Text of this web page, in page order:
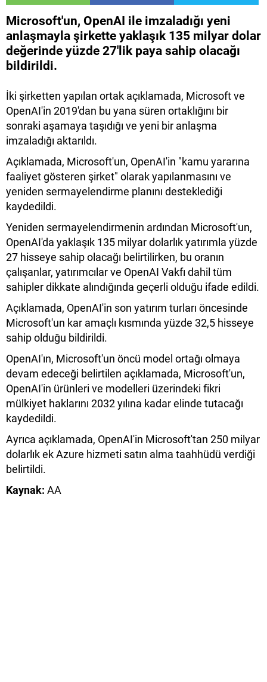
Microsoft'un, OpenAI ile imzaladığı yeni
anlaşmayla şirkette yaklaşık 135 milyar dolar
değerinde yüzde 27'lik paya sahip olacağı
bildirildi.
İki şirketten yapılan ortak açıklamada, Microsoft ve
OpenAI'in 2019'dan bu yana süren ortaklığını bir
sonraki aşamaya taşıdığı ve yeni bir anlaşma
imzaladığı aktarıldı.
Açıklamada, Microsoft'un, OpenAI'in "kamu yararına
faaliyet gösteren şirket" olarak yapılanmasını ve
yeniden sermayelendirme planını desteklediği
kaydedildi.
Yeniden sermayelendirmenin ardından Microsoft'un,
OpenAI'da yaklaşık 135 milyar dolarlık yatırımla yüzde
27 hisseye sahip olacağı belirtilirken, bu oranın
çalışanlar, yatırımcılar ve OpenAI Vakfı dahil tüm
sahipler dikkate alındığında geçerli olduğu ifade edildi.
Açıklamada, OpenAI'in son yatırım turları öncesinde
Microsoft'un kar amaçlı kısmında yüzde 32,5 hisseye
sahip olduğu bildirildi.
OpenAI'ın, Microsoft'un öncü model ortağı olmaya
devam edeceği belirtilen açıklamada, Microsoft'un,
OpenAI'in ürünleri ve modelleri üzerindeki fikri
mülkiyet haklarını 2032 yılına kadar elinde tutacağı
kaydedildi.
Ayrıca açıklamada, OpenAI'in Microsoft'tan 250 milyar
dolarlık ek Azure hizmeti satın alma taahhüdü verdiği
belirtildi.
Kaynak: AA